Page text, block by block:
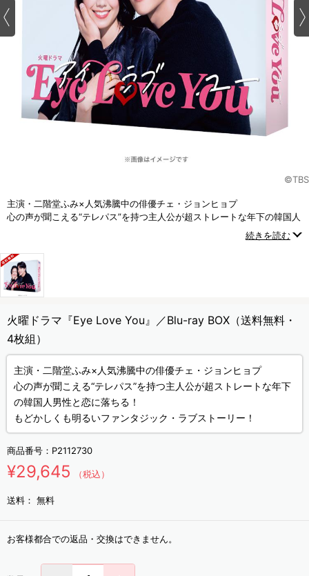
©TBS
主演・二階堂ふみ×人気沸騰中の俳優チェ・ジョンヒョプ
心の声が聞こえる“テレパス”を持つ主人公が超ストレートな年下の韓国人
続きを読む
火曜ドラマ『Eye Love You』／Blu-ray BOX（送料無料・
4枚組）
主演・二階堂ふみ×人気沸騰中の俳優チェ・ジョンヒョプ
心の声が聞こえる“テレパス”を持つ主人公が超ストレートな年下
の韓国人男性と恋に落ちる！
もどかしくも明るいファンタジック・ラブストーリー！
商品番号： P2112730
¥29,645 （税込）
送料： 無料
お客様都合での返品・交換はできません。